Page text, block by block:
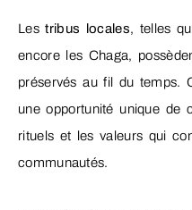
Lestribus locales, telles
encore les Chaga,
préservés au fil du temps.
une opportunité unique de
rituels et les valeurs qui
communautés.